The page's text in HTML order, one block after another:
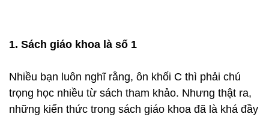
1. Sách giáo khoa là số 1
Nhiều bạn luôn nghĩ rằng, ôn khối C thì phải chú
trọng học nhiều từ sách tham khảo. Nhưng thật ra,
những kiến thức trong sách giáo khoa đã là khá đầy